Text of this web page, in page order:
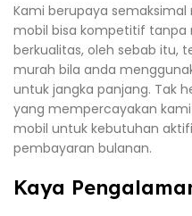
Kami berupaya
mobil bisa kompetitif tanpa
berkualitas, oleh sebab itu,
murah bila anda
untuk jangka panjang. Tak
yang mempercayakan
mobil untuk kebutuhan
pembayaran bulanan.
Kaya